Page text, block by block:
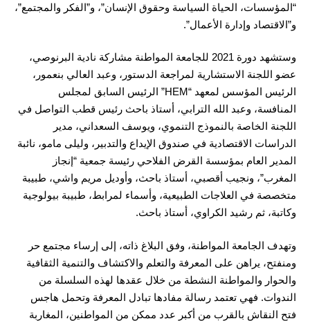
“المؤسسات، الحياة السياسة وحقوق الإنسان”، و”الفكر والمجتمع”،
و”الاقتصاد وإدارة الأعمال”.
وستشهد دورة 2021 للجامعة المواطنة مشاركة نادية البرنوصي،
عضو اللجنة الاستشارية لمراجعة الدستور، وعبد العالي بنعمور،
الرئيس المؤسس لمعهد “HEM” الرئيس السابق لمجلس
المنافسة، وعبد الله الترابي، أستاذ باحث رئيس قطب التواصل في
اللجنة الخاصة بالنموذج التنموي، ويوسف السعداني، مدير
الدراسات الاقتصادية في صندوق الإيداع والتدبير، وليلى مامو، نائبة
المدير العام بمؤسسة القرض الفلاحي رئيسة جمعية “إنجاز
المغرب”، ونجيب أقصبي، أستاذ باحث، وأوديل مريم واشي، طبيبة
متخصصة في العلاجات الطبيعية، وأسماء لمرابط، طبيبة بيولوجية
وكاتبة، ثم رشيد الكراوي، أستاذ باحث.
وتهدف الجامعة المواطنة، وفق البلاغ ذاته، إلى إرساء مجتمع حر
ومنفتح، يراهن على المعرفة والتعلم والاكتشاف والتنمية الثقافية
والحوار والمواطنة النشطة من خلال عقدها لهذه السلسلة من
الندوات. فهي تعتمد رسالة مفادها تبادل المعرفة وتحمل هاجس
فتح النقاش بالقرب من أكبر عدد ممكن من المواطنين، المغاربة